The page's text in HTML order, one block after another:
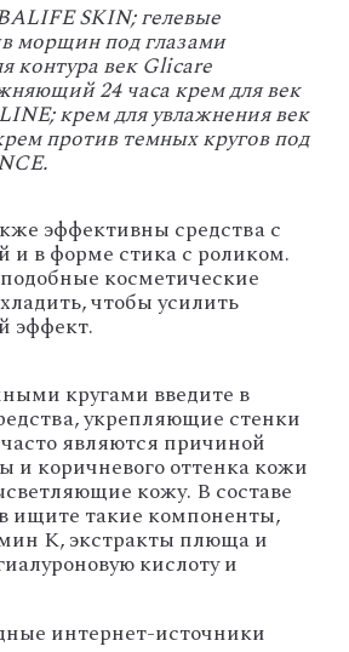
SKIN; гелевые
морщин под глазами
контура век Glicare
24 часа крем для век
крем для увлажнения век
против темных кругов под
эффективны средства с
и в форме стика с роликом.
косметические
чтобы усилить
эффект.
кругами введите в
укрепляющие стенки
являются причиной
и коричневого оттенка кожи
кожу. В составе
ищите такие компоненты,
К, экстракты плюща и
кислоту и
интернет-источники